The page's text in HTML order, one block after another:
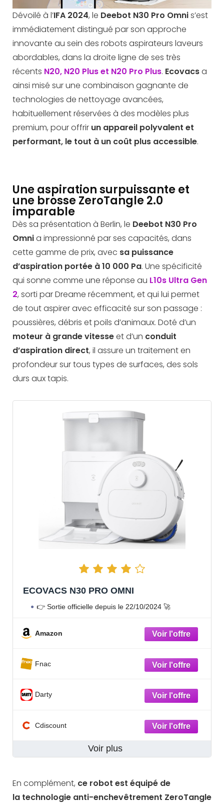
Dévoilé à l’IFA 2024, le Deebot N30 Pro Omnis’est
immédiatement distingué par son approche
innovante au sein des robots aspirateurs laveurs
abordables, dans la droite ligne de ses très
récents N20, N20 Plus et N20 Pro Plus. Ecovacsa
ainsi misé sur une combinaison gagnante de
technologies de nettoyage avancées,
habituellement réservées à des modèles plus
premium, pour offrir un appareil polyvalent et
performant, le tout à un coût plus accessible.
Une aspiration surpuissante et
une brosse ZeroTangle 2.0
imparable
Dès sa présentation à Berlin, le Deebot N30 Pro
Omnia impressionné par ses capacités, dans
cette gamme de prix, avec sa puissance
d’aspiration portée à10 000 Pa. Une spécificité
qui sonne comme une réponse au L10s Ultra Gen
2, sorti par Dreame récemment, et qui lui permet
de tout aspirer avec efficacité sur son passage :
poussières, débris et poils d’animaux. Doté d’un
moteur à grande vitesseet d’un conduit
d’aspiration direct, il assure un traitement en
profondeur sur tous types de surfaces, des sols
durs aux tapis.
ECOVACS N30 PRO OMNI
👉 Sortie officielle depuis le 22/10/2024 🚀
Amazon
Fnac
Darty
Cdiscount
Voir plus
En complément, ce robot est équipé de
la technologie anti-enchevêtrement ZeroTangle